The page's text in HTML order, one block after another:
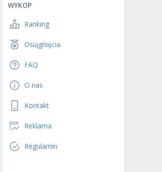
WYKOP
Ranking
Osiągnięcia
FAQ
O nas
Kontakt
Reklama
Regulamin